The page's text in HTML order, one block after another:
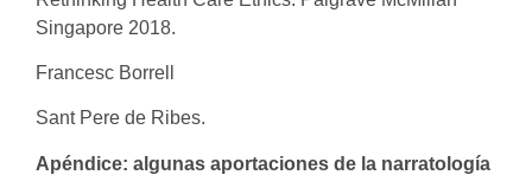
Singapore 2018.
Francesc Borrell
Sant Pere de Ribes.
Apéndice: algunas aportaciones de la narratología